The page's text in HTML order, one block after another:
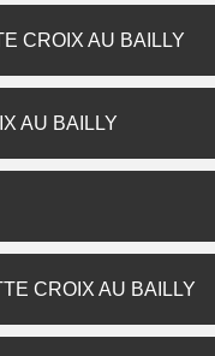
CROIX AU BAILLY
AU BAILLY
CROIX AU BAILLY